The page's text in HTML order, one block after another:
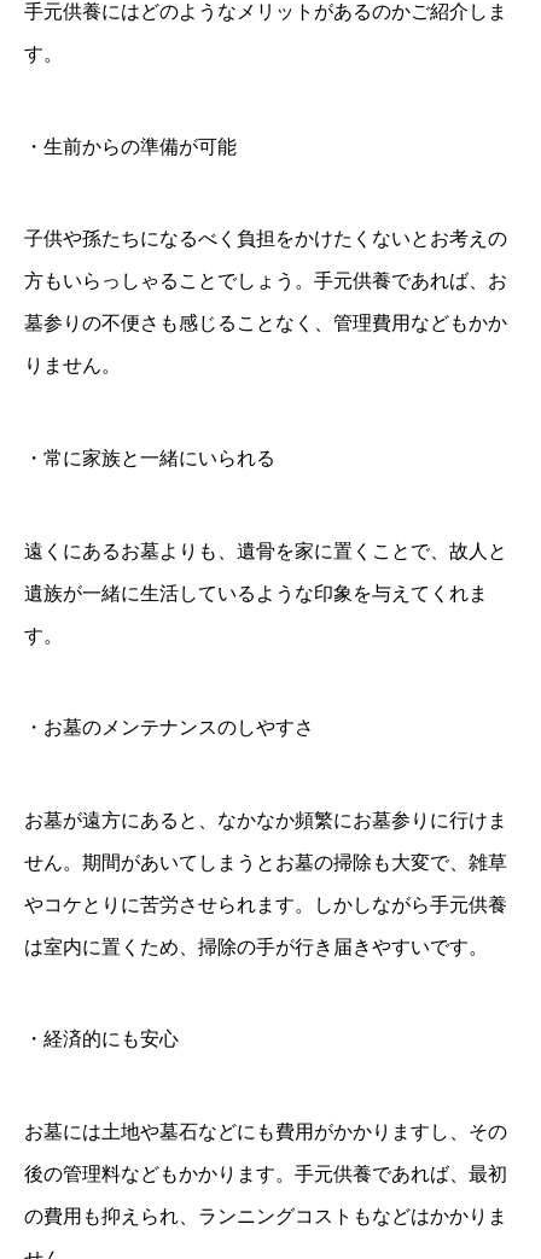
手元供養にはどのようなメリットがあるのかご紹介しま
す。
・生前からの準備が可能
子供や孫たちになるべく負担をかけたくないとお考えの
方もいらっしゃることでしょう。手元供養であれば、お
墓参りの不便さも感じることなく、管理費用などもかか
りません。
・常に家族と一緒にいられる
遠くにあるお墓よりも、遺骨を家に置くことで、故人と
遺族が一緒に生活しているような印象を与えてくれま
す。
・お墓のメンテナンスのしやすさ
お墓が遠方にあると、なかなか頻繁にお墓参りに行けま
せん。期間があいてしまうとお墓の掃除も大変で、雑草
やコケとりに苦労させられます。しかしながら手元供養
は室内に置くため、掃除の手が行き届きやすいです。
・経済的にも安心
お墓には土地や墓石などにも費用がかかりますし、その
後の管理料などもかかります。手元供養であれば、最初
の費用も抑えられ、ランニングコストもなどはかかりま